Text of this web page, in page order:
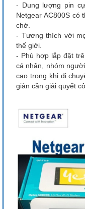
- Dung lượng pin
Netgear AC800S có
chờ.
- Tương thích với
thế giới.
- Phù hợp lắp đặt
cá nhân, nhóm
cao trong khi di
giản cần giải quyết